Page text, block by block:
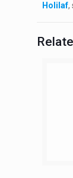
Holilaf,